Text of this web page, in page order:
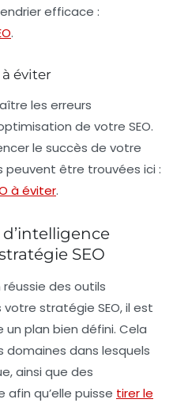
efficace :
.
à éviter
les erreurs
de votre SEO.
le succès de votre
peuvent être trouvées ici :
à éviter.
SEO
des outils
stratégie SEO, il est
plan bien défini. Cela
domaines dans lesquels
ainsi que des
qu’elle puisse tirer le